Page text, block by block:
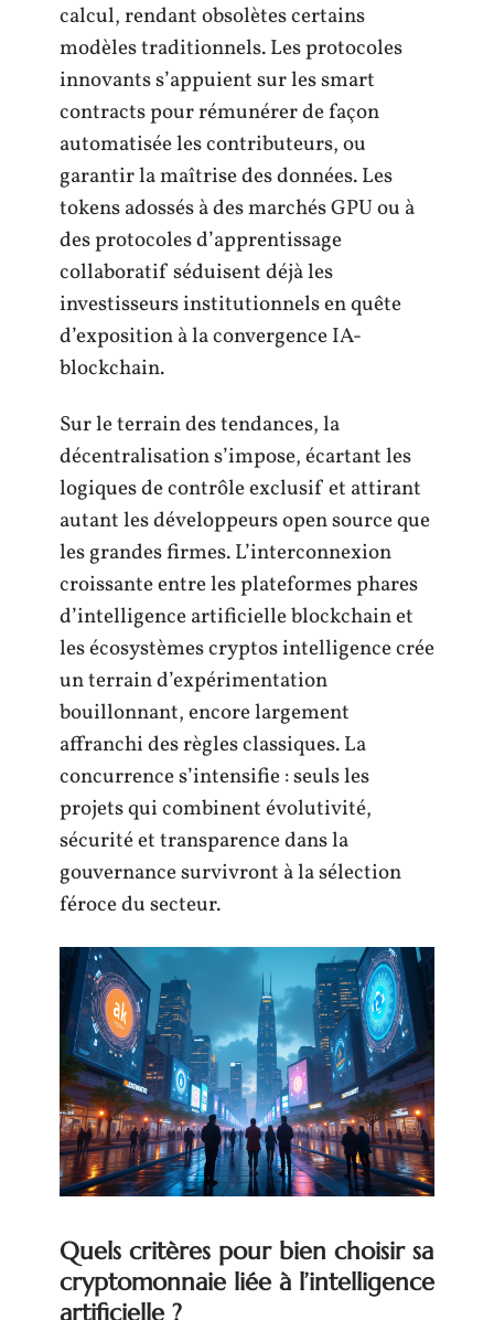
calcul, rendant obsolètes certains
modèles traditionnels. Les protocoles
innovants s’appuient sur les smart
contracts pour rémunérer de façon
automatisée les contributeurs, ou
garantir la maîtrise des données. Les
tokens adossés à des marchés GPU ou à
des protocoles d’apprentissage
collaboratif séduisent déjà les
investisseurs institutionnels en quête
d’exposition à la convergence IA-
blockchain.
Sur le terrain des tendances, la
décentralisation s’impose, écartant les
logiques de contrôle exclusif et attirant
autant les développeurs open source que
les grandes firmes. L’interconnexion
croissante entre les plateformes phares
d’intelligence artificielle blockchain et
les écosystèmes cryptos intelligence crée
un terrain d’expérimentation
bouillonnant, encore largement
affranchi des règles classiques. La
concurrence s’intensifie : seuls les
projets qui combinent évolutivité,
sécurité et transparence dans la
gouvernance survivront à la sélection
féroce du secteur.
Quels critères pour bien choisir sa
cryptomonnaie liée à l’intelligence
artificielle ?